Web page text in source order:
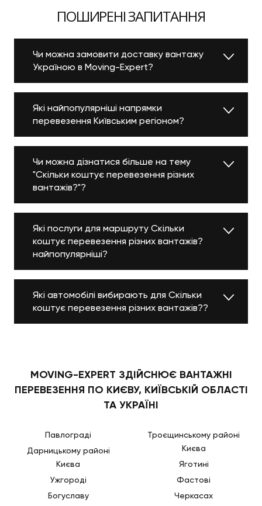
ПОШИРЕНІ ЗАПИТАННЯ
Чи можна замовити доставку вантажу
Україною в Moving-Expert?
Які найпопулярніші напрямки
перевезення Київським регіоном?
Чи можна дізнатися більше на тему
"Скільки коштує перевезення різних
вантажів?"?
Які послуги для маршруту Скільки
коштує перевезення різних вантажів?
найпопулярніші?
Які автомобілі вибирають для Скільки
коштує перевезення різних вантажів??
MOVING-EXPERT ЗДІЙСНЮЄ ВАНТАЖНІ
ПЕРЕВЕЗЕННЯ ПО КИЄВУ, КИЇВСЬКІЙ ОБЛАСТІ
ТА УКРАЇНІ
Павлограді
Дарницькому районі
Києва
Ужгороді
Богуславу
Троєщинському районі
Києва
Яготині
Фастові
Черкасах